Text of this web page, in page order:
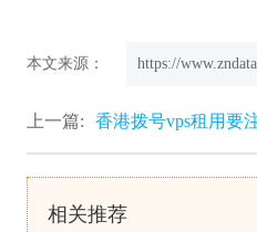
本文来源： https://
上一篇: 香港拨号vps租用要
相关推荐